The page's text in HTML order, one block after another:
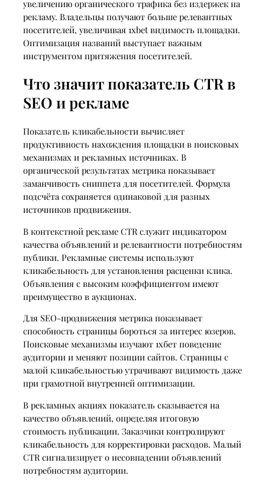
увеличению органического трафика без издержек на
рекламу. Владельцы получают больше релевантных
посетителей, увеличивая 1xbet видимость площадки.
Оптимизация названий выступает важным
инструментом притяжения посетителей.
Что значит показатель CTR в
SEO и рекламе
Показатель кликабельности вычисляет
продуктивность нахождения площадки в поисковых
механизмах и рекламных источниках. В
органической результатах метрика показывает
заманчивость сниппета для посетителей. Формула
подсчёта сохраняется одинаковой для разных
источников продвижения.
В контекстной рекламе CTR служит индикатором
качества объявлений и релевантности потребностям
публики. Рекламные системы используют
кликабельность для установления расценки клика.
Объявления с высоким коэффициентом имеют
преимущество в аукционах.
Для SEO-продвижения метрика показывает
способность страницы бороться за интерес юзеров.
Поисковые механизмы изучают 1хбет поведение
аудитории и меняют позиции сайтов. Страницы с
малой кликабельностью утрачивают видимость даже
при грамотной внутренней оптимизации.
В рекламных акциях показатель сказывается на
качество объявлений, определяя итоговую
стоимость публикации. Заказчики контролируют
кликабельность для корректировки расходов. Малый
CTR сигнализирует о несовпадении объявлений
потребностям аудитории.